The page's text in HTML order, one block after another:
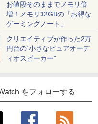
お値段そのままでメモリ倍
増！メモリ32GBの「お得な
ゲーミングノート」
クリエイティブが作った2万
円台の“小さなピュアオーデ
ィオスピーカー”
をフォローする